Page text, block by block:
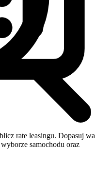
rate leasingu. Dopasuj
samochodu oraz